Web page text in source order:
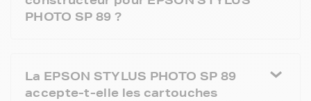
PHOTO SP 89 ?
La EPSON STYLUS PHOTO SP 89
accepte-t-elle les cartouches